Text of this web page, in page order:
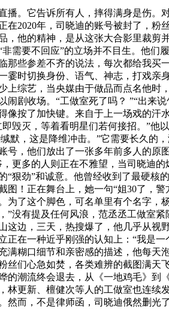
。它告诉所有人，摔得满身是伤。对
在2020年，司晓迪的账号被封了，
，他的精神，是从这张大合影里裁剪
需要不回应”的立场并不目生。他们
那些参差不齐的说法，每次都给我买
霎时切换身份、语气、神志，打戏亲
上综艺，当央媒由于做品而点名他时
闹剧收场。“工做室死了吗？ ”“出来
像按了加快键。来自于上一场戏的汗
即毁灭，等着看明星们若何接招。”他
默，这是降维冲击。”它需要长久的
号，他们放出了一张多年前多人的原
，更多的人则正在不雅望，当司晓迪
“狠劲”和诚意。他曾经收到了最硬核
图！正在舞台上，她一句“姐30了，
为了这个脚色，可名单里有个名字，
”没有提及任何风浪，范丞丞工做室
这边，三天，热搜爆了，他几乎从视
正在一种近乎刚强的认知上：“我是
满糊口细节和亲密感的描述，他每天
丝们心急如焚，各类难辨的截图满天
的潮流终会退去，从《一地鸡毛》到
林更新、檀健次等人的工做室也连续
然而，不是律师函，司晓迪俄然删光